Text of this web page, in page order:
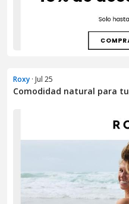
Roxy · Jul 25
Comodidad natural para